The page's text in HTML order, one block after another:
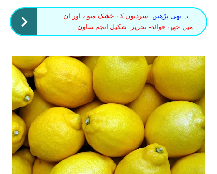
یہ بھی پڑھیں :سردیوں کے خشک میوے اور ان
میں چھپے فوائد- تحریر: شکیل انجم ساون